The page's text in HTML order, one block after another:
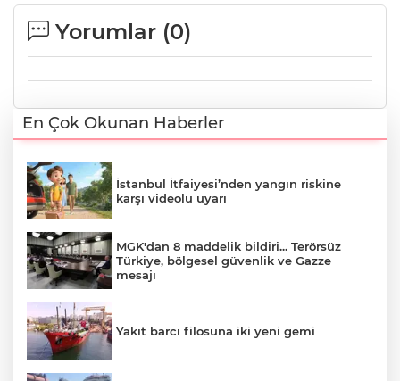
Yorumlar (0)
En Çok Okunan Haberler
İstanbul İtfaiyesi’nden yangın riskine
karşı videolu uyarı
MGK'dan 8 maddelik bildiri... Terörsüz
Türkiye, bölgesel güvenlik ve Gazze
mesajı
Yakıt barcı filosuna iki yeni gemi